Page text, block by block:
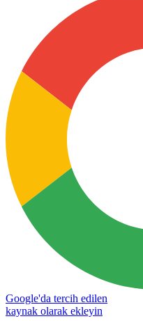
Google'da tercih edilen
kaynak olarak ekleyin